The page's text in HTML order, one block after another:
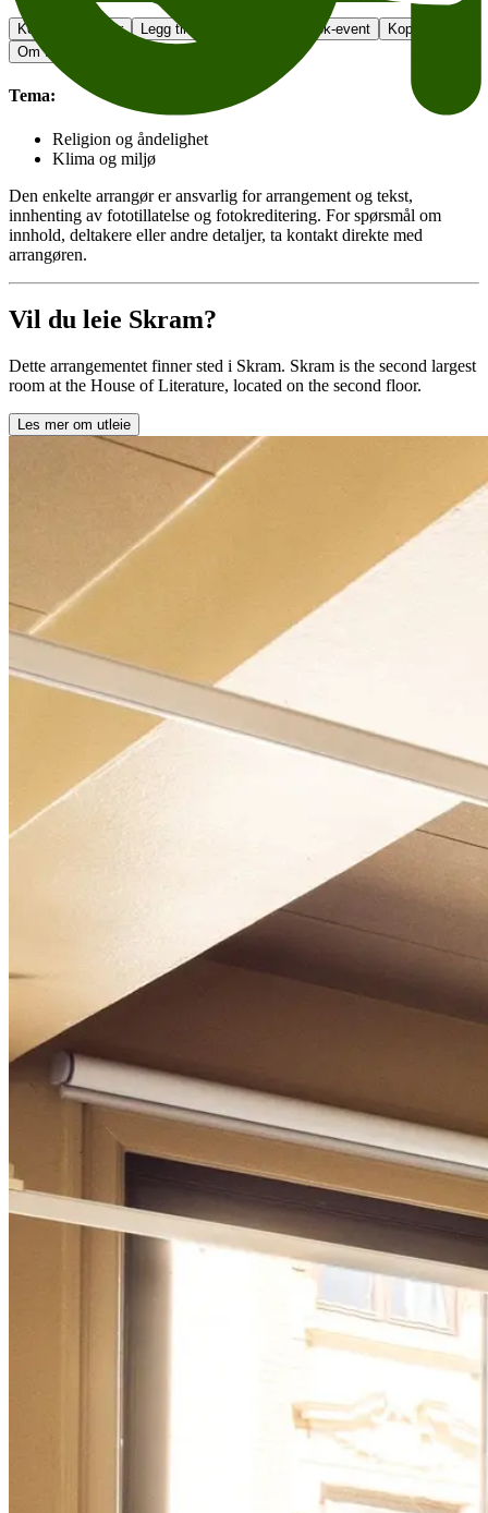
Kontakt arrangør Legg til i kalender Facebook-event
Kopier lenke
Om tilgjengelighet
Tema:
Religion og åndelighet
Klima og miljø
Den enkelte arrangør er ansvarlig for arrangement og tekst,
innhenting av fototillatelse og fotokreditering. For spørsmål om
innhold, deltakere eller andre detaljer, ta kontakt direkte med
arrangøren.
Vil du leie Skram?
Dette arrangementet finner sted i Skram. Skram is the second largest
room at the House of Literature, located on the second floor.
Les mer om utleie